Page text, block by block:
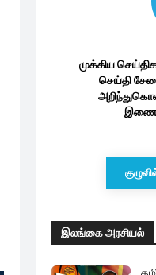
முக்கிய
செய்தி
இலங்கை அரசியல்